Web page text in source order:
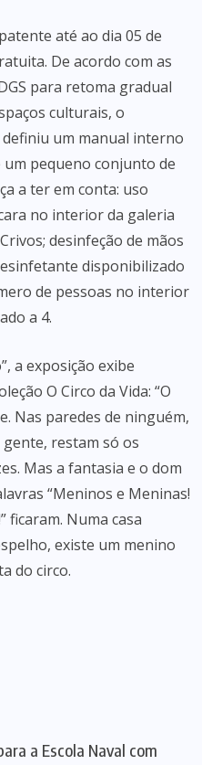
até ao dia 05 de
De acordo com as
para retoma gradual
culturais, o
um manual interno
pequeno conjunto de
a ter em conta: uso
no interior da galeria
desinfeção de mãos
disponibilizado
de pessoas no interior
a 4.
a exposição exibe
O Circo da Vida: “O
Nas paredes de ninguém,
restam só os
Mas a fantasia e o dom
“Meninos e Meninas!
ficaram. Numa casa
existe um menino
do circo.
a Escola Naval com